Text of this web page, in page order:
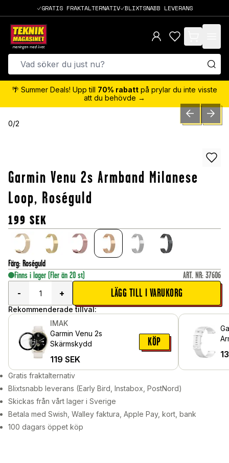
GRATIS FRAKTALTERNATIV BLIXTSNABB LEVERANS
items in cart,
🌴 Summer Deals! Upp till 70% rabatt på prylar du inte visste
att du behövde →
0/2 PREVIOUSNEXT
Garmin Venu 2s Armband Milanese
Loop, Roséguld
199 SEK
Färg: Roséguld
Finns i lager (Fler än 20 st) ART. NR: 37606
-
+ LÄGG TILL I VARUKORG
Rekommenderade tillval:
IMAK
Garmin Venu 2s
Skärmskydd
119 SEK
KÖP
Gratis fraktalternativ
Blixtsnabb leverans (Early Bird, Instabox, PostNord)
Skickas från vårt lager i Sverige
Betala med Swish, Walley faktura, Apple Pay, kort, bank
100 dagars öppet köp